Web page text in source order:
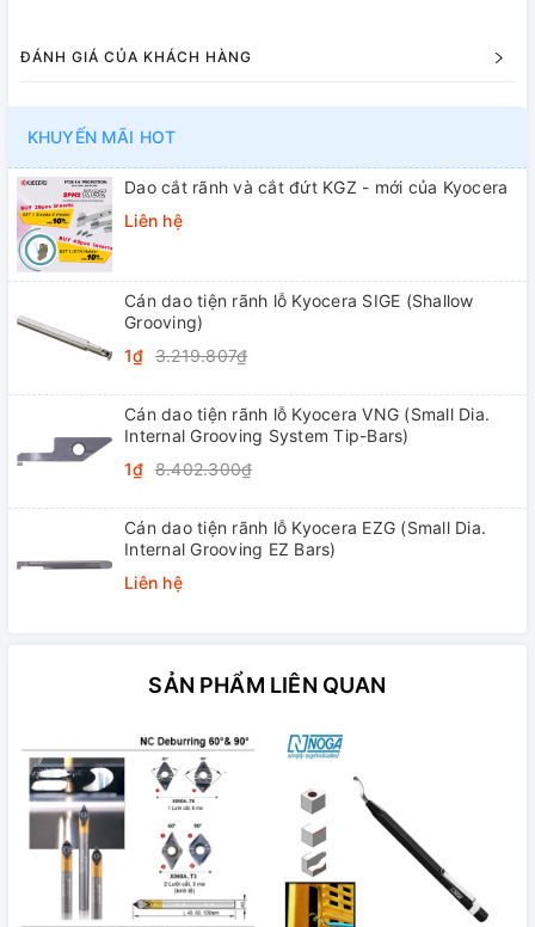
ĐÁNH GIÁ CỦA KHÁCH HÀNG
KHUYẾN MÃI HOT
Dao cắt rãnh và cắt đứt KGZ - mới của Kyocera
Liên hệ
Cán dao tiện rãnh lỗ Kyocera SIGE (Shallow
Grooving)
1₫ 3.219.807₫
Cán dao tiện rãnh lỗ Kyocera VNG (Small Dia.
Internal Grooving System Tip-Bars)
1₫ 8.402.300₫
Cán dao tiện rãnh lỗ Kyocera EZG (Small Dia.
Internal Grooving EZ Bars)
Liên hệ
SẢN PHẨM LIÊN QUAN